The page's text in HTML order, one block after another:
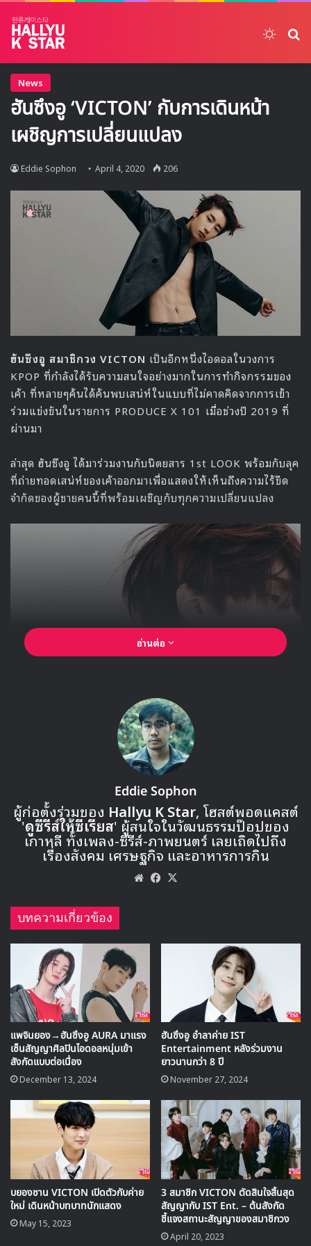
News
ฮันซึงอู ‘VICTON’ กับการเดินหน้า
เผชิญการเปลี่ยนแปลง
Eddie Sophon April 4, 2020 206
ฮันซึงอู สมาชิกวง VICTON เป็นอีกหนึ่งไอดอลในวงการ
KPOP ที่กำลังได้รับความสนใจอย่างมากในการทำกิจกรรมของ
เค้า ที่หลายๆค้นได้ค้นพบเสน่ห์ในแบบที่ไม่คาดคิดจากการเข้า
ร่วมแข่งขันในรายการ PRODUCE X 101 เมื่อช่วงปี 2019 ที่
ผ่านมา
ล่าสุด ฮันซึงอู ได้มาร่วมงานกับนิตยสาร 1st LOOK พร้อมกับลุค
ที่ถ่ายทอดเสน่ห์ของเค้าออกมาเพื่อแสดงให้เห็นถึงความไร้ขีด
จำกัดของผู้ชายคนนี้ที่พร้อมเผชิญกับทุกความเปลี่ยนแปลง
🎙GYUBIN ปลื้มเมืองไทยขนาดไหน? ถึงกลับมาถ่าย
MV เพลงใหม่ LIKE U 100 ที่กรุงเทพ
▶ คลิกดูสัมภาษณ์พิเศษ
อ่านต่อ
Eddie Sophon
ผู้ก่อตั้งร่วมของ Hallyu K Star, โฮสต์พอดแคสต์
'ดูซีรีส์ให้ซีเรียส' ผู้สนใจในวัฒนธรรมป๊อปของ
เกาหลี ทั้งเพลง-ซีรีส์-ภาพยนตร์ เลยเถิดไปถึง
เรื่องสังคม เศรษฐกิจ และอาหารการกิน
WebsiteFacebook
บทความเกี่ยวข้อง
แพจินยอง→ฮันซึงอู AURA มาแรง
เซ็นสัญญาศิลปินไอดอลหนุ่มเข้า
สังกัดแบบต่อเนื่อง
December 13, 2024
ฮันซึงอู อำลาค่าย IST
Entertainment หลังร่วมงาน
ยาวนานกว่า 8 ปี
November 27, 2024
บยองชาน VICTON เปิดตัวกับค่าย
ใหม่ เดินหน้าบทบาทนักแสดง
May 15, 2023
3 สมาชิก VICTON ตัดสินใจสิ้นสุด
สัญญากับ IST Ent. – ต้นสังกัด
ชี้แจงสถานะสัญญาของสมาชิกวง
April 20, 2023